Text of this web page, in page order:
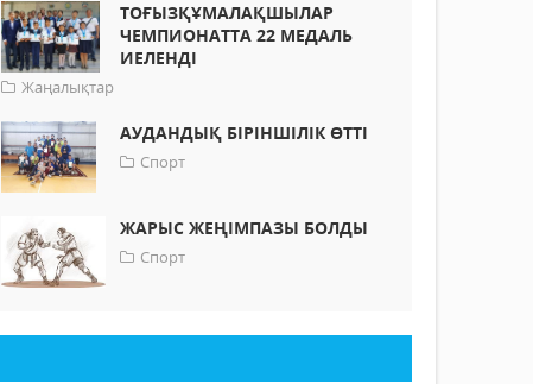
ТОҒЫЗҚҰМАЛАҚШЫЛАР
ЧЕМПИОНАТТА 22 МЕДАЛЬ
ИЕЛЕНДІ
Жаңалықтар
АУДАНДЫҚ БІРІНШІЛІК ӨТТІ
Спорт
ЖАРЫС ЖЕҢІМПАЗЫ БОЛДЫ
Спорт